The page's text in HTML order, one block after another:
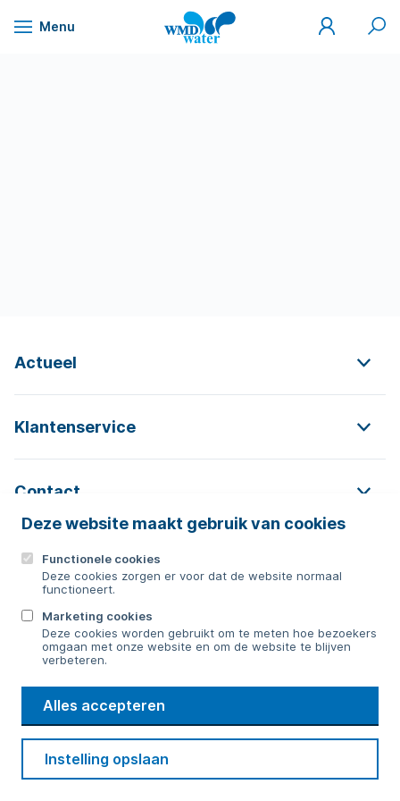
Naar
Deze website maakt gebruik van cookies
Functionele cookies
Deze cookies zorgen er voor dat de website normaal
functioneert.
Marketing cookies
Deze cookies worden gebruikt om te meten hoe bezoekers
omgaan met onze website en om de website te blijven
verbeteren.
Alles accepteren
Instelling opslaan
Menu
WMD
Drinkwater
Mijn
WMD
Zoek
Actueel
Klantenservice
Contact
Contact
Bericht sturen
WMD
Drinkwater
Cookie voorkeuren
Privacy Disclaimer